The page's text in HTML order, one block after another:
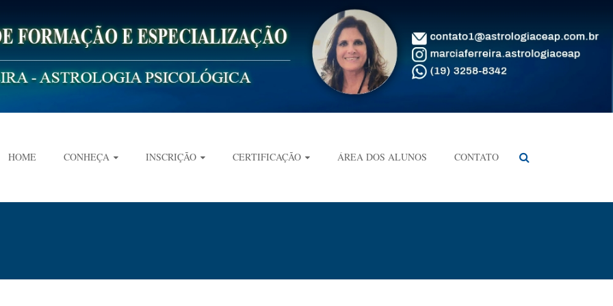
HOME CONHEÇA INSCRIÇÃO CERTIFICAÇÃO ÁREA DOS ALUNOS CONTATO